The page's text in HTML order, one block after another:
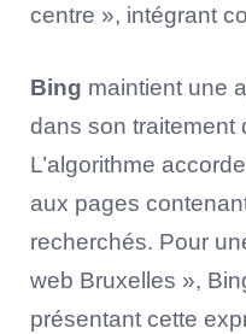
centre », intégrant
Bing maintient une
dans son traitement
L’algorithme
aux pages
recherchés. Pour
web Bruxelles »,
présentant cette